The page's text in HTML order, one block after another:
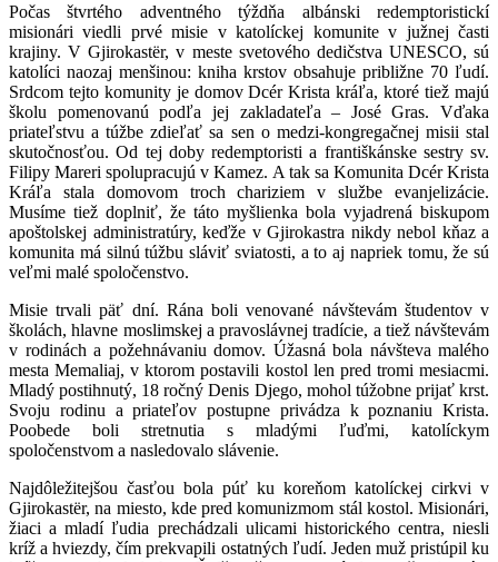
Počas štvrtého adventného týždňa albánski redemptoristickí
misionári viedli prvé misie v katolíckej komunite v južnej časti
krajiny. V Gjirokastër, v meste svetového dedičstva UNESCO, sú
katolíci naozaj menšinou: kniha krstov obsahuje približne 70 ľudí.
Srdcom tejto komunity je domov Dcér Krista kráľa, ktoré tiež majú
školu pomenovanú podľa jej zakladateľa – José Gras. Vďaka
priateľstvu a túžbe zdieľať sa sen o medzi-kongregačnej misii stal
skutočnosťou. Od tej doby redemptoristi a františkánske sestry sv.
Filipy Mareri spolupracujú v Kamez. A tak sa Komunita Dcér Krista
Kráľa stala domovom troch chariziem v službe evanjelizácie.
Musíme tiež doplniť, že táto myšlienka bola vyjadrená biskupom
apoštolskej administratúry, keďže v Gjirokastra nikdy nebol kňaz a
komunita má silnú túžbu sláviť sviatosti, a to aj napriek tomu, že sú
veľmi malé spoločenstvo.
Misie trvali päť dní. Rána boli venované návštevám študentov v
školách, hlavne moslimskej a pravoslávnej tradície, a tiež návštevám
v rodinách a požehnávaniu domov. Úžasná bola návšteva malého
mesta Memaliaj, v ktorom postavili kostol len pred tromi mesiacmi.
Mladý postihnutý, 18 ročný Denis Djego, mohol túžobne prijať krst.
Svoju rodinu a priateľov postupne privádza k poznaniu Krista.
Poobede boli stretnutia s mladými ľuďmi, katolíckym
spoločenstvom a nasledovalo slávenie.
Najdôležitejšou časťou bola púť ku koreňom katolíckej cirkvi v
Gjirokastër, na miesto, kde pred komunizmom stál kostol. Misionári,
žiaci a mladí ľudia prechádzali ulicami historického centra, niesli
kríž a hviezdy, čím prekvapili ostatných ľudí. Jeden muž pristúpil ku